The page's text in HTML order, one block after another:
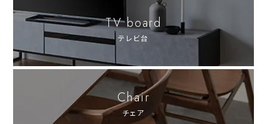
TV board
テレビ台
Chair
チェア